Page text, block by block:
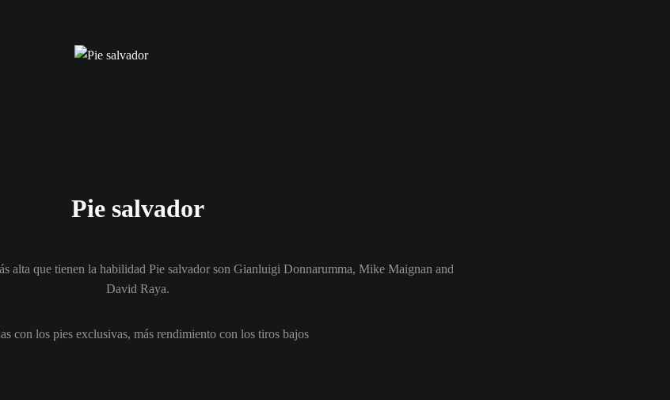
Pie salvador
alta que tienen la habilidad Pie salvador son Gianluigi Donnarumma, Mike Maignan and
David Raya.
con los pies exclusivas, más rendimiento con los tiros bajos